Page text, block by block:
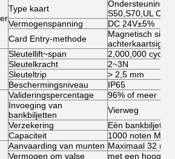
Type kaart
Ondersteuning
S50,S70,UL Card
Vermogenspanning
DC 24V±5%
Card Entry-methode
Magnetisch
Sleutellift~span
2,000,000 cycli
Sleutelkracht
2~3N
Sleuteltrip
> 2,5 mm
Beschermingsniveau
IP65
Valideringspercentage
96% of meer
Invoeging van
bankbiljetten
Vierweg
Verzekering
Eén bankbiljet
Capaciteit
1000 noten Max.
Aanvaarding van munten Maximaal 32
Vermogen om valse
met een hoog